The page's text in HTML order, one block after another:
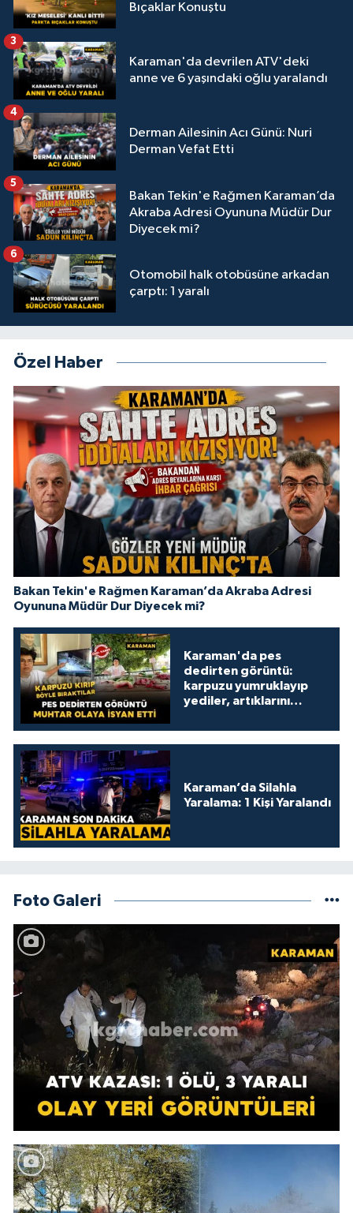
Bıçaklar Konuştu
Karaman'da devrilen ATV'deki
anne ve 6 yaşındaki oğlu yaralandı
3
Derman Ailesinin Acı Günü: Nuri
Derman Vefat Etti
4
Bakan Tekin'e Rağmen Karaman’da
Akraba Adresi Oyununa Müdür Dur
Diyecek mi?
5
Otomobil halk otobüsüne arkadan
çarptı: 1 yaralı
6
Özel Haber
Bakan Tekin'e Rağmen Karaman’da Akraba Adresi
Oyununa Müdür Dur Diyecek mi?
Karaman'da pes
dedirten görüntü:
karpuzu yumruklayıp
yediler, artıklarını
Karaman’da Silahla
Yaralama: 1 Kişi Yaralandı
Foto Galeri